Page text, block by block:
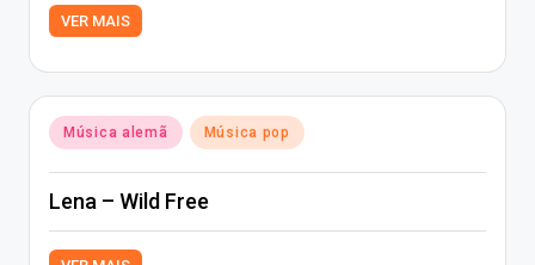
VER MAIS
Posted
in
Música alemã Música pop
Lena – Wild Free